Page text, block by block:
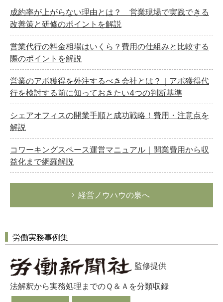
成約率が上がらない理由とは？ 営業現場で実践できる
改善策と研修のポイントを解説
営業代行の料金相場はいくら？費用の仕組みと比較する
際のポイントを解説
営業のアポ獲得を外注するべき会社とは？｜アポ獲得代
行を検討する前に知っておきたい4つの判断基準
シェアオフィスの開業手順と成功戦略！費用・注意点を
解説
コワーキングスペース運営マニュアル｜開業費用から収
益化まで網羅解説
経営ノウハウの泉へ
労働実務事例集
監修提供
法解釈から実務処理までのＱ＆Ａを分類収録